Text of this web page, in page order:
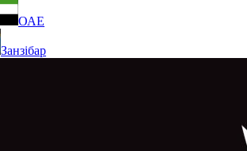
ОАЕ
Занзібар